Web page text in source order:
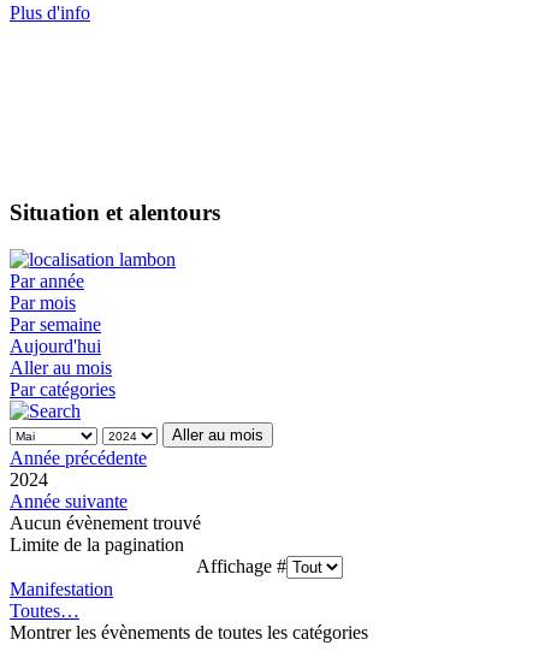
Plus d'info
Situation et alentours
Par année
Par mois
Par semaine
Aujourd'hui
Aller au mois
Par catégories
Aller au mois
Année précédente
2024
Année suivante
Aucun évènement trouvé
Limite de la pagination
Affichage #
Manifestation
Toutes…
Montrer les évènements de toutes les catégories